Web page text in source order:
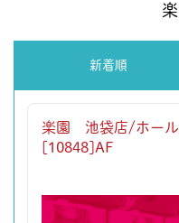
新着順
楽園 池袋店/ホール
[10848]AF